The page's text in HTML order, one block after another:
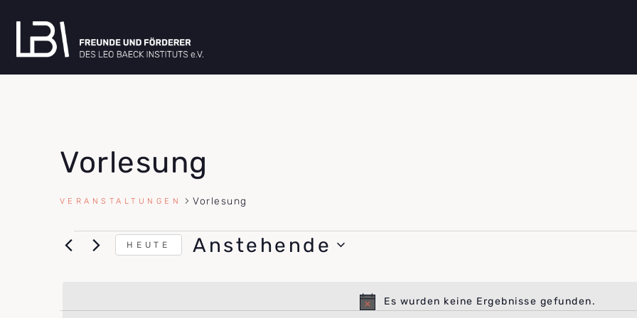
Vorlesung
VERANSTALTUNGEN Vorlesung
Hinweis
Es wurden keine Ergebnisse gefunden.
HEUTE Anstehende